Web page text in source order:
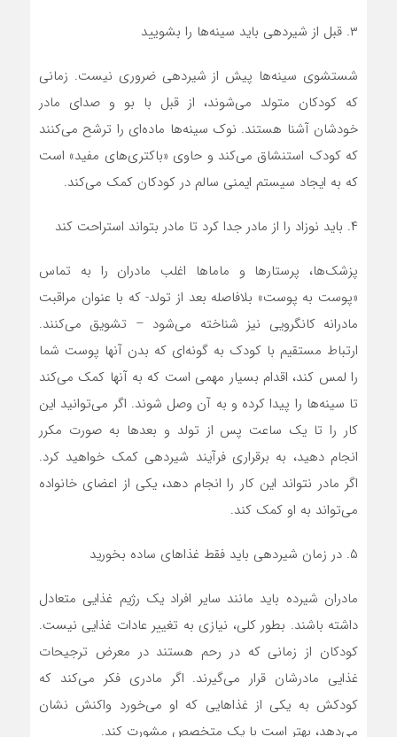
۳. قبل از شیردهی باید سینه‌ها را بشویید
شستشوی سینه‌ها پیش از شیردهی ضروری نیست. زمانی‌
که کودکان متولد می‌شوند، از قبل با بو و صدای مادر
خودشان آشنا هستند. نوک سینه‌ها ماده‌ای را ترشح می‌کنند
که کودک استنشاق می‌کند و حاوی «باکتری‌های مفید» است
که به ایجاد سیستم ایمنی سالم در کودکان کمک می‌کند.
۴. باید نوزاد را از مادر جدا کرد تا مادر بتواند استراحت کند
پزشک‌ها،‌ پرستارها و ماماها اغلب مادران را به تماس
«پوست به پوست» بلافاصله بعد از تولد- که با عنوان مراقبت
مادرانه کانگرویی نیز شناخته می‌شود – تشویق می‌کنند.
ارتباط مستقیم با کودک به گونه‌ای که بدن آنها پوست شما
را لمس کند،‌ اقدام بسیار مهمی است که به آنها کمک می‌کند
تا سینه‌ها را پیدا کرده و به آن وصل شوند. اگر می‌توانید این
کار را تا یک ساعت پس از تولد و بعدها به صورت مکرر
انجام دهید،‌ به برقراری فرآیند شیردهی کمک خواهید کرد.
اگر مادر نتواند این کار را انجام دهد،‌ یکی از اعضای خانواده
می‌تواند به او کمک کند.
۵. در زمان شیردهی باید فقط غذاهای ساده بخورید
مادران شیرده باید مانند سایر افراد یک رژیم غذایی متعادل
داشته باشند. بطور کلی،‌ نیازی به تغییر عادات غذایی نیست.
کودکان از زمانی که در رحم هستند در معرض ترجیحات
غذایی مادرشان قرار می‌گیرند. اگر مادری فکر می‌کند که
کودکش به یکی از غذاهایی که او می‌خورد واکنش نشان
می‌دهد، بهتر است با یک متخصص مشورت کند.